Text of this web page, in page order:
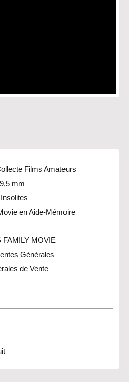
Films Amateurs
mm
en Aide-Mémoire
MOVIE
Générales
de Vente